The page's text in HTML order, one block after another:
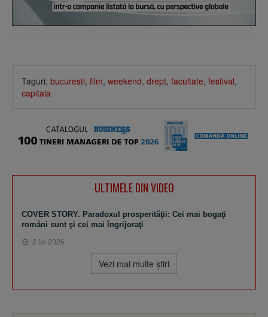
Taguri: bucuresti, film, weekend, drept, facultate, festival,
capitala
ULTIMELE DIN VIDEO
COVER STORY. Paradoxul prosperităţii: Cei mai bogaţi
români sunt şi cei mai îngrijoraţi
2 iul 2026
Vezi mai multe ştiri